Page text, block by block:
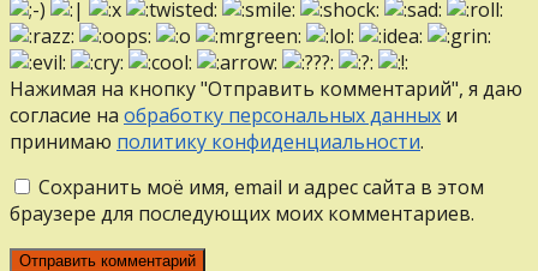
Нажимая на кнопку "Отправить комментарий", я даю
согласие на обработку персональных данных и
принимаю политику конфиденциальности.
Сохранить моё имя, email и адрес сайта в этом
браузере для последующих моих комментариев.